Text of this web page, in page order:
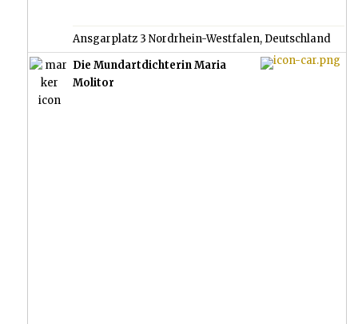
Ansgarplatz 3 Nordrhein-Westfalen, Deutschland
Die Mundartdichterin Maria
Molitor